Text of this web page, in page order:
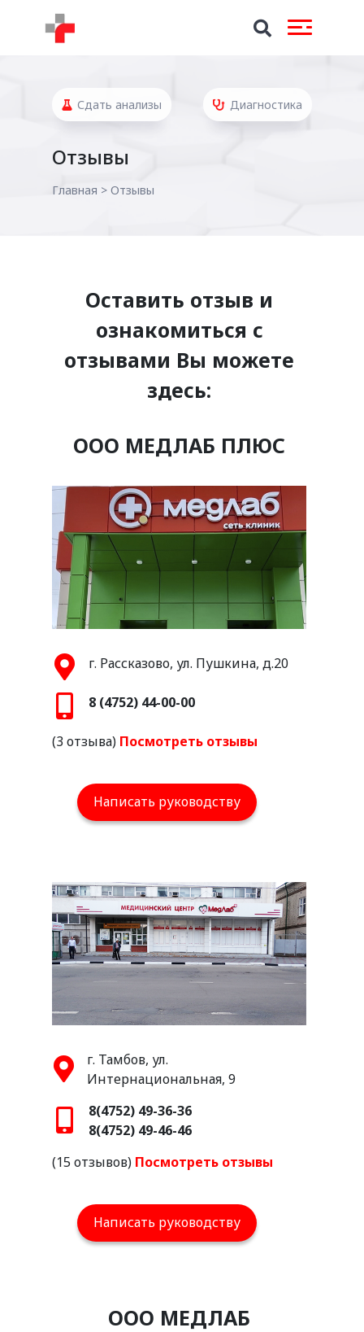
Сдать анализы Диагностика
Отзывы
Главная > Отзывы
Оставить отзыв и
ознакомиться с
отзывами Вы можете
здесь:
ООО МЕДЛАБ ПЛЮС
г. Рассказово, ул. Пушкина, д.20
8 (4752) 44-00-00
(3 отзыва) Посмотреть отзывы
Написать руководству
г. Тамбов, ул.
Интернациональная, 9
8(4752) 49-36-36
8(4752) 49-46-46
(15 отзывов) Посмотреть отзывы
Написать руководству
ООО МЕДЛАБ